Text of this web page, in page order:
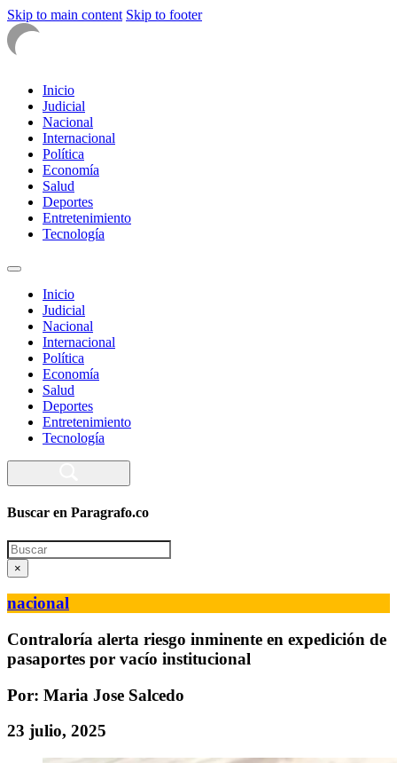
Skip to main content Skip to footer
Inicio
Judicial
Nacional
Internacional
Política
Economía
Salud
Deportes
Entretenimiento
Tecnología
Inicio
Judicial
Nacional
Internacional
Política
Economía
Salud
Deportes
Entretenimiento
Tecnología
Buscar en Paragrafo.co
Search
×
nacional
Contraloría alerta riesgo inminente en expedición de
pasaportes por vacío institucional
Por: Maria Jose Salcedo
23 julio, 2025